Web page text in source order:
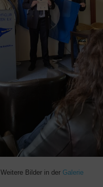
Weitere Bilder in der Galerie